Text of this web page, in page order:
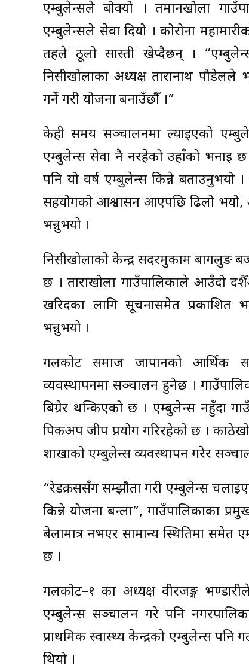
एम्बुलेन्सले बोक्यो । तमानखोला
एम्बुलेन्सले सेवा दियो । कोरोना
तहले ठूलो सास्ती खेप्दैछन् ।
निसीखोलाका अध्यक्ष तारानाथ
गर्ने गरी योजना बनाउँछौँ ।”
केही समय सञ्चालनमा ल्याइएको
एम्बुलेन्स सेवा नै नरहेको उहाँको भनाइ
पनि यो वर्ष एम्बुलेन्स किन्ने बताउनुभयो
सहयोगको आश्वासन आएपछि ढिलो
भन्नुभयो ।
निसीखोलाको केन्द्र सदरमुकाम बागलुङ
छ । ताराखोला गाउँपालिकाले आउँदो
खरिदका लागि सूचनासमेत प्रकाशित
भन्नुभयो ।
गलकोट समाज जापानको आर्थिक
व्यवस्थापनमा सञ्चालन हुनेछ ।
बिग्रेर थन्किएको छ । एम्बुलेन्स नहुँदा
पिकअप जीप प्रयोग गरिरहेको छ ।
शाखाको एम्बुलेन्स व्यवस्थापन गरेर
“रेडक्रससँग सम्झौता गरी एम्बुलेन्स
किन्ने योजना बन्ला”, गाउँपालिकाका
बेलामात्र नभएर सामान्य स्थितिमा समेत
छ ।
गलकोट–१ का अध्यक्ष वीरजङ्ग
एम्बुलेन्स सञ्चालन गरे पनि
प्राथमिक स्वास्थ्य केन्द्रको एम्बुलेन्स
थियो ।